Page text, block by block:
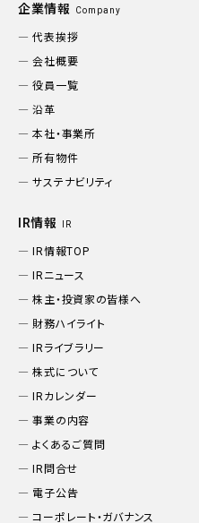
企業情報 Company
代表挨拶
会社概要
役員一覧
沿革
本社・事業所
所有物件
サステナビリティ
IR情報 IR
IR情報TOP
IRニュース
株主・投資家の皆様へ
財務ハイライト
IRライブラリー
株式について
IRカレンダー
事業の内容
よくあるご質問
IR問合せ
電子公告
コーポレート・ガバナンス